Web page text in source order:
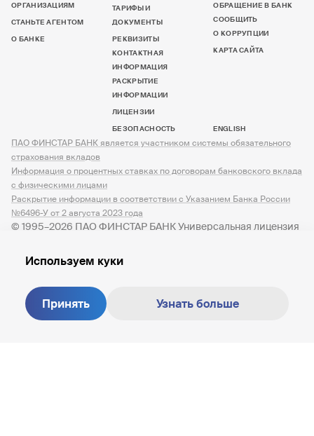
ОРГАНИЗАЦИЯМ
СТАНЬТЕ АГЕНТОМ
О БАНКЕ
ТАРИФЫ И
ДОКУМЕНТЫ
РЕКВИЗИТЫ
КОНТАКТНАЯ
ИНФОРМАЦИЯ
РАСКРЫТИЕ
ИНФОРМАЦИИ
ЛИЦЕНЗИИ
БЕЗОПАСНОСТЬ
ОБРАЩЕНИЕ В БАНК
СООБЩИТЬ
О КОРРУПЦИИ
КАРТА САЙТА
ENGLISH
© 1995–2026 ПАО ФИНСТАР БАНК Универсальная лицензия
ПАО ФИНСТАР БАНК является участником системы обязательного
страхования вкладов
Информация о процентных ставках по договорам банковского вклада
с физическими лицами
Раскрытие информации в соответствии с Указанием Банка России
№6496-У от 2 августа 2023 года
Создание сайта — M18
Используем куки
Принять Узнать больше